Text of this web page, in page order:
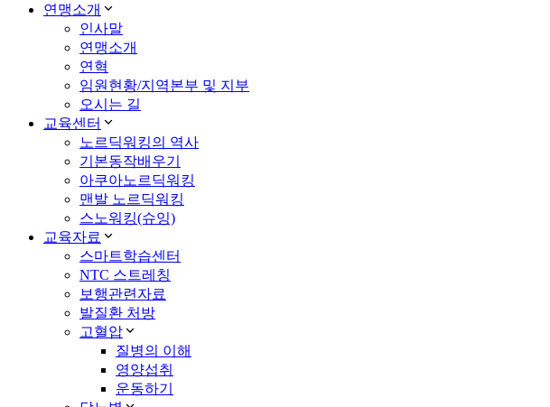
연맹소개
인사말
연맹소개
연혁
임원현황/지역본부 및 지부
오시는 길
교육센터
노르딕워킹의 역사
기본동작배우기
아쿠아노르딕워킹
맨발 노르딕워킹
스노워킹(슈잉)
교육자료
스마트학습센터
NTC 스트레칭
보행관련자료
발질환 처방
고혈압
질병의 이해
영양섭취
운동하기